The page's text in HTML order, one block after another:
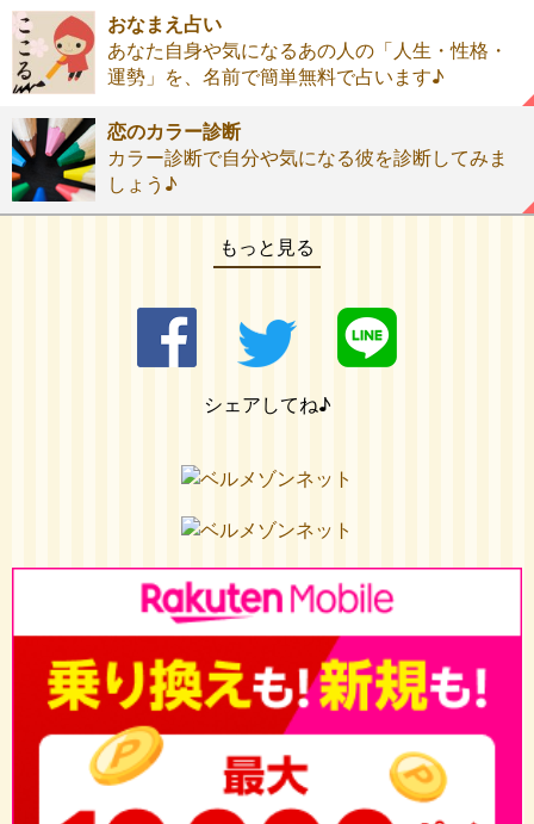
おなまえ占い
あなた自身や気になるあの人の「人生・性格・
運勢」を、名前で簡単無料で占います♪
恋のカラー診断
カラー診断で自分や気になる彼を診断してみま
しょう♪
もっと見る
シェアしてね♪